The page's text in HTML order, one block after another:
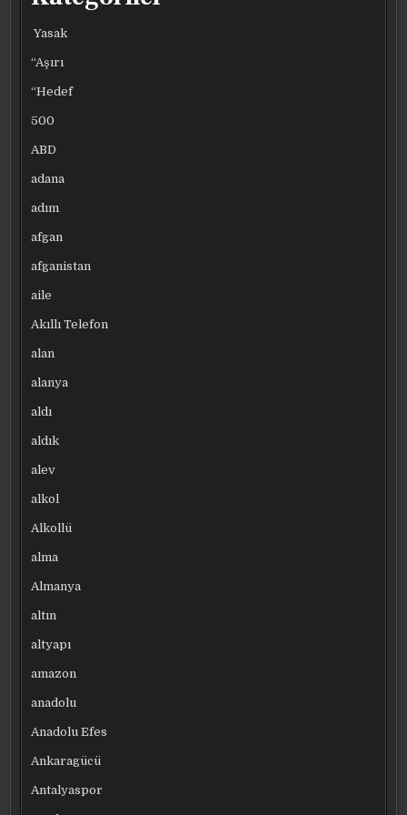
Yasak
“Aşırı
“Hedef
500
ABD
adana
adım
afgan
afganistan
aile
Akıllı Telefon
alan
alanya
aldı
aldık
alev
alkol
Alkollü
alma
Almanya
altın
altyapı
amazon
anadolu
Anadolu Efes
Ankaragücü
Antalyaspor